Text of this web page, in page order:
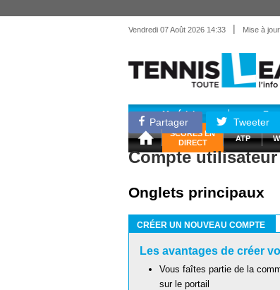
Vendredi 07 Août 2026 14:33 | Mise à
Matériel
SCORES EN
DIRECT
ATP
Partager Tweeter
Compte utilisateur
Onglets principaux
CRÉER UN NOUVEAU COMPTE
Les avantages de créer
Vous faîtes partie de la
sur le portail